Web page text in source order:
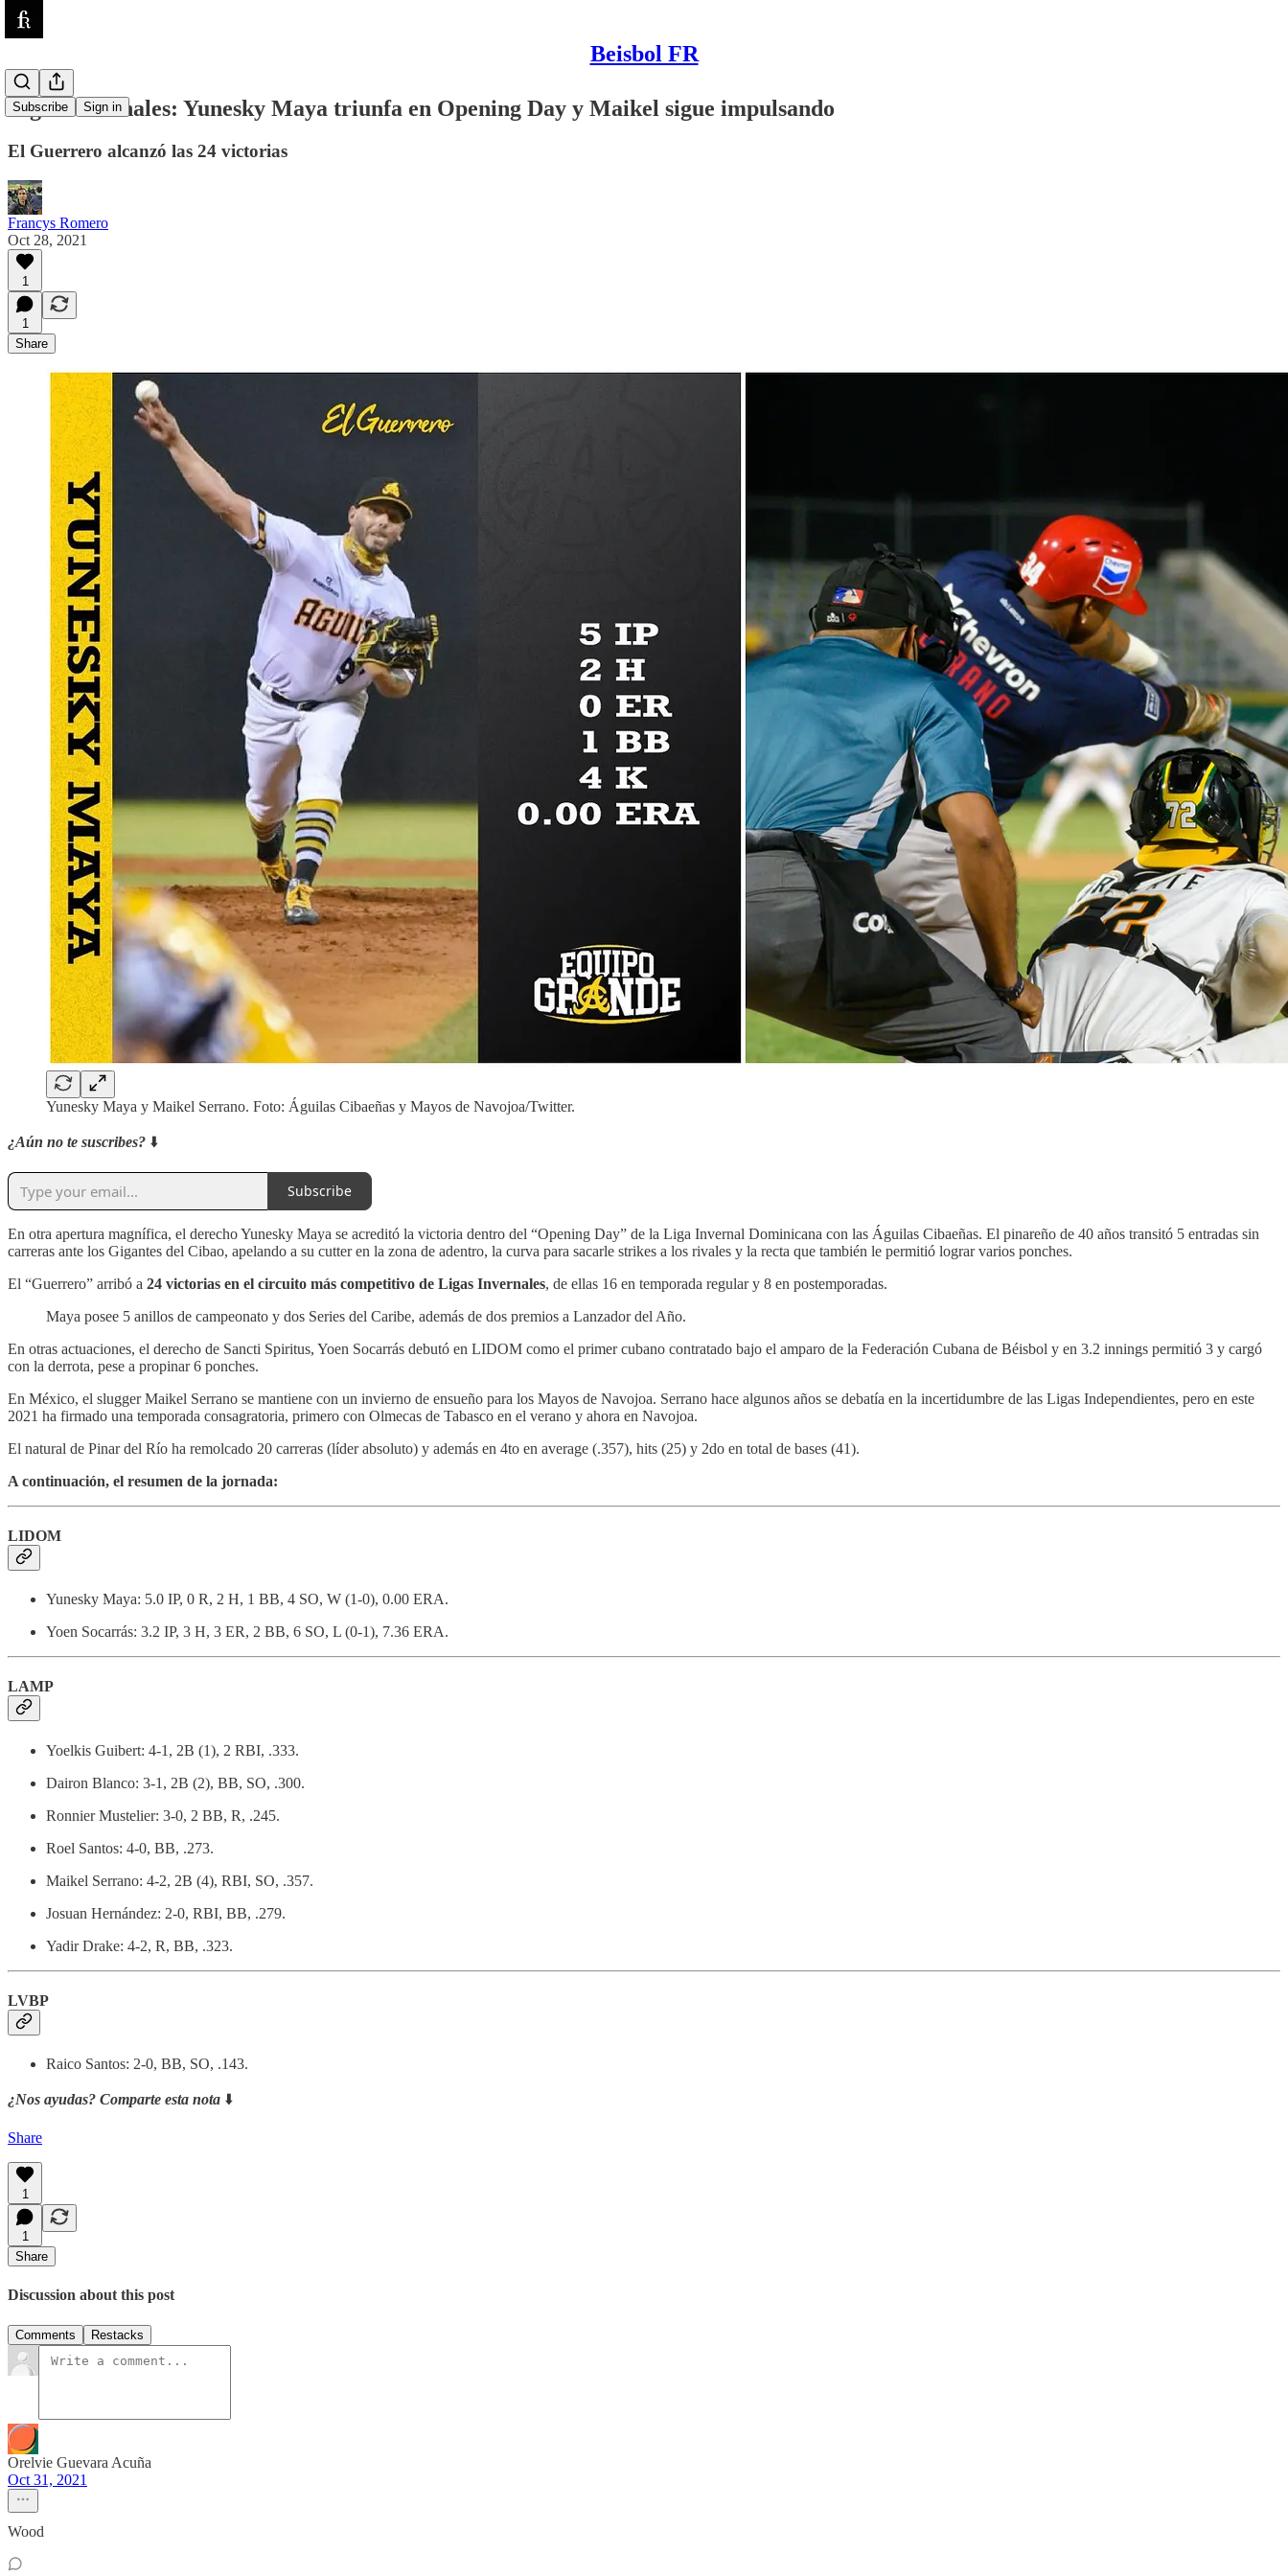
Beisbol FR
Subscribe Sign in
Ligas Invernales: Yunesky Maya triunfa en Opening Day y Maikel sigue impulsando
El Guerrero alcanzó las 24 victorias
Francys Romero
Oct 28, 2021
1
1
Share
Yunesky Maya y Maikel Serrano. Foto: Águilas Cibaeñas y Mayos de Navojoa/Twitter.
¿Aún no te suscribes? ⬇️
Subscribe
En otra apertura magnífica, el derecho Yunesky Maya se acreditó la victoria dentro del “Opening Day” de la Liga Invernal Dominicana con las Águilas Cibaeñas. El pinareño de 40 años transitó 5 entradas sin
carreras ante los Gigantes del Cibao, apelando a su cutter en la zona de adentro, la curva para sacarle strikes a los rivales y la recta que también le permitió lograr varios ponches.
El “Guerrero” arribó a 24 victorias en el circuito más competitivo de Ligas Invernales, de ellas 16 en temporada regular y 8 en postemporadas.
Maya posee 5 anillos de campeonato y dos Series del Caribe, además de dos premios a Lanzador del Año.
En otras actuaciones, el derecho de Sancti Spiritus, Yoen Socarrás debutó en LIDOM como el primer cubano contratado bajo el amparo de la Federación Cubana de Béisbol y en 3.2 innings permitió 3 y cargó
con la derrota, pese a propinar 6 ponches.
En México, el slugger Maikel Serrano se mantiene con un invierno de ensueño para los Mayos de Navojoa. Serrano hace algunos años se debatía en la incertidumbre de las Ligas Independientes, pero en este
2021 ha firmado una temporada consagratoria, primero con Olmecas de Tabasco en el verano y ahora en Navojoa.
El natural de Pinar del Río ha remolcado 20 carreras (líder absoluto) y además en 4to en average (.357), hits (25) y 2do en total de bases (41).
A continuación, el resumen de la jornada:
LIDOM
Yunesky Maya: 5.0 IP, 0 R, 2 H, 1 BB, 4 SO, W (1-0), 0.00 ERA.
Yoen Socarrás: 3.2 IP, 3 H, 3 ER, 2 BB, 6 SO, L (0-1), 7.36 ERA.
LAMP
Yoelkis Guibert: 4-1, 2B (1), 2 RBI, .333.
Dairon Blanco: 3-1, 2B (2), BB, SO, .300.
Ronnier Mustelier: 3-0, 2 BB, R, .245.
Roel Santos: 4-0, BB, .273.
Maikel Serrano: 4-2, 2B (4), RBI, SO, .357.
Josuan Hernández: 2-0, RBI, BB, .279.
Yadir Drake: 4-2, R, BB, .323.
LVBP
Raico Santos: 2-0, BB, SO, .143.
¿Nos ayudas? Comparte esta nota ⬇️
Share
1
1
Share
Discussion about this post
Comments Restacks
Orelvie Guevara Acuña
Oct 31, 2021
Wood